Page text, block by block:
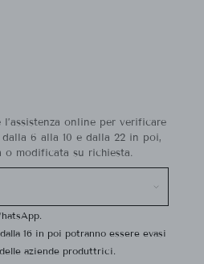
online per verificare
6 alla 10 e dalla 22 in poi,
o modificata su richiesta.
16 in poi potranno essere evasi
aziende produttrici.